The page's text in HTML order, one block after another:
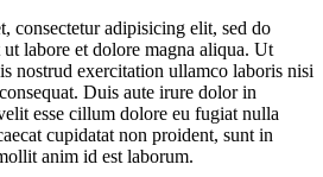
consectetur adipisicing elit, sed do
labore et dolore magna aliqua. Ut
nostrud exercitation ullamco laboris nisi
Duis aute irure dolor in
esse cillum dolore eu fugiat nulla
cupidatat non proident, sunt in
anim id est laborum.